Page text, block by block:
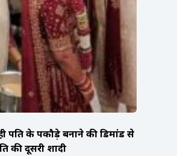
पति के पकौड़े बनाने की डिमांड से
की दूसरी शादी